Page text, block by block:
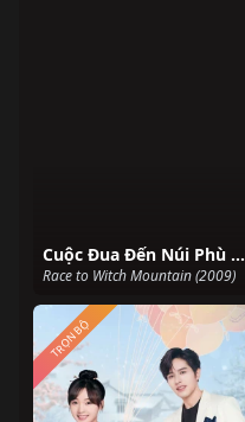
Cuộc Đua Đến Núi Phù Thủy
Race to Witch Mountain (2009)
TRỌN BỘ